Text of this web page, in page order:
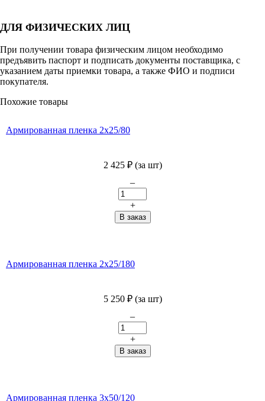
ДЛЯ ФИЗИЧЕСКИХ ЛИЦ
При получении товара физическим лицом необходимо
предъявить паспорт и подписать документы поставщика, с
указанием даты приемки товара, а также ФИО и подписи
покупателя.
Похожие товары
Армированная пленка 2х25/80
2 425 ₽ (за шт)
–
+
Армированная пленка 2х25/180
5 250 ₽ (за шт)
–
+
Армированная пленка 3х50/120